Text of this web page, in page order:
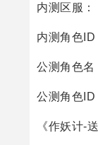
内测区服：
内测角色ID
公测角色名
公测角色ID
《作妖计-